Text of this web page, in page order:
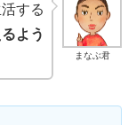
まなぶ君
する
よう